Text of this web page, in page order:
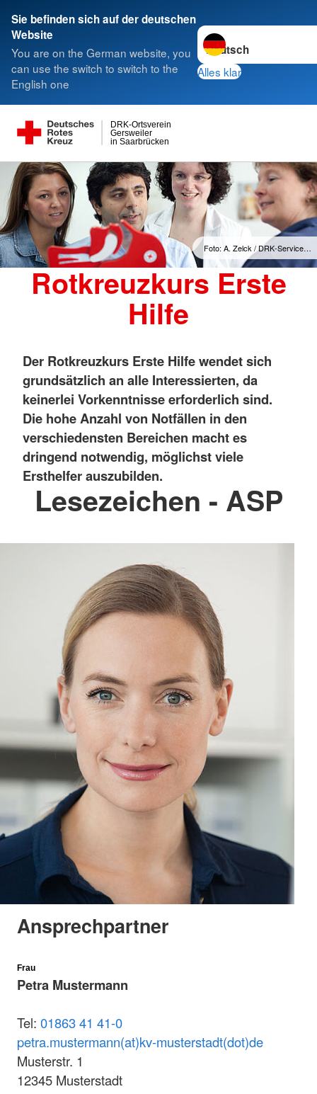
Sie befinden sich auf der deutschen
Website
You are on the German website, you
can use the switch to switch to the
English one
Sprache wechseln zu
Alles klar
in Saarbrücken
Gersweiler
DRK-Ortsverein
Foto: A. Zelck / DRK-Service…
Rotkreuzkurs Erste
Hilfe
Der Rotkreuzkurs Erste Hilfe wendet sich
grundsätzlich an alle Interessierten, da
keinerlei Vorkenntnisse erforderlich sind.
Die hohe Anzahl von Notfällen in den
verschiedensten Bereichen macht es
dringend notwendig, möglichst viele
Ersthelfer auszubilden.
Lesezeichen - ASP
Ansprechpartner
Frau
Petra Mustermann
Tel: 01863 41 41-0
petra.mustermann(at)kv-musterstadt(dot)de
Musterstr. 1
12345 Musterstadt